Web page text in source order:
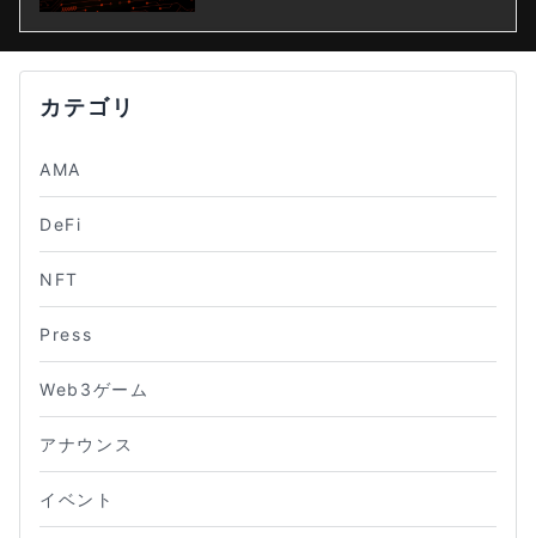
カテゴリ
AMA
DeFi
NFT
Press
Web3ゲーム
アナウンス
イベント